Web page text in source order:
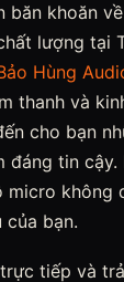
băn khoăn về
lượng tại
Hùng
thanh và
cho bạn
đáng tin
micro không
của bạn.
tiếp và